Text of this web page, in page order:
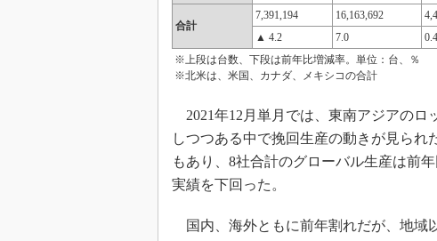
合計
7,391,194 16,163,692
▲ 4.2
7.0 0.4
※上段は台数、下段は前年比増減率。単位：台、％
※北米は、米国、カナダ、メキシコの合計
2021年12月単月では、東南アジアのロ
しつつある中で挽回生産の動きが見られ
もあり、8社合計のグローバル生産は前
実績を下回った。
国内、海外ともに前年割れだが、地域